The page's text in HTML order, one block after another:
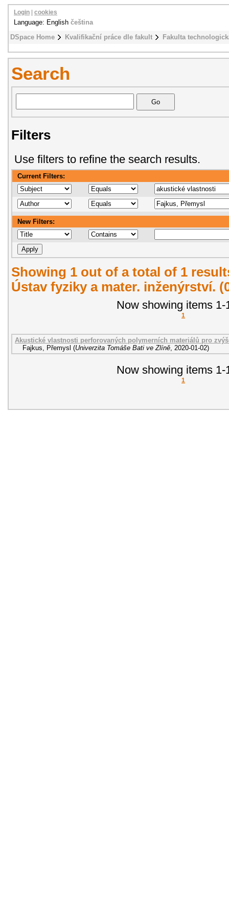
DSpace Home Kvalifikační práce dle fakult Fakulta
Login cookies
Language: English čeština
Search
Filters
Use filters to refine the search results.
Current Filters:
New Filters:
Showing 1 out of a total of 1
Ústav fyziky a mater. inženýrství.
Now showing items 1-
1
Akustické vlastnosti perforovaných polymerních materiálů pro
Fajkus, Přemysl (Univerzita Tomáše Bati ve Zlíně 2020-01-02)
Now showing items 1-
1